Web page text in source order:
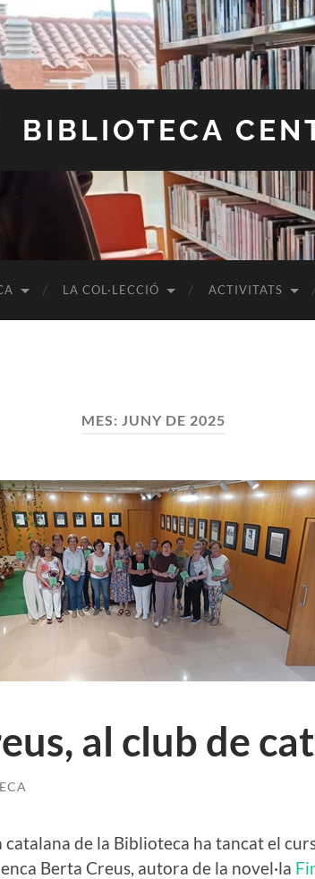
BIBLIOTECA
LA COL·LECCIÓ ACTIVITATS
MES: JUNY DE 2025
al club de
de la Biblioteca ha tancat el
Berta Creus, autora de la novel·la